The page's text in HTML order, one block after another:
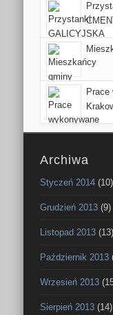
Archiwa
Styczeń 2014 (10)
Grudzień 2013 (9)
Listopad 2013 (13)
Październik 2013
Wrzesień 2013
Sierpień 2013 (14)